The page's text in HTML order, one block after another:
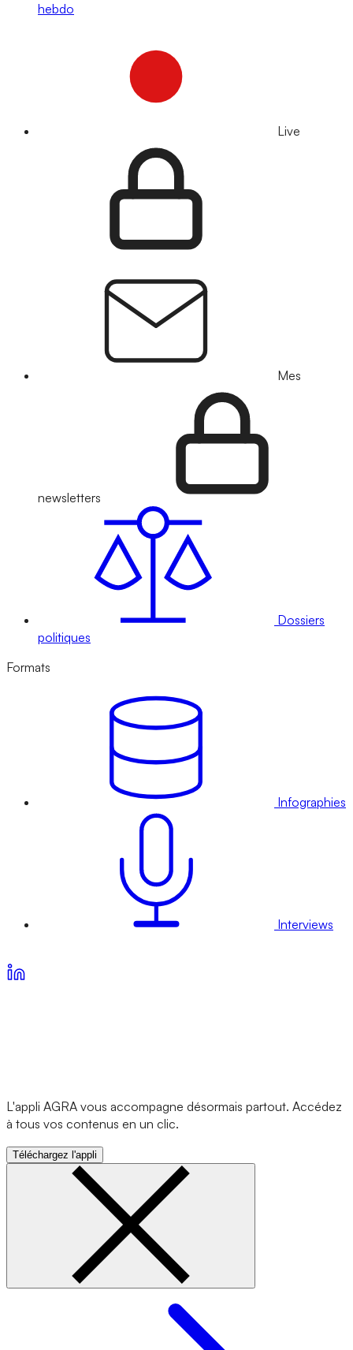
hebdo
Live
Mes
newsletters
Dossiers
politiques
Formats
Infographies
Interviews
L'appli AGRA vous accompagne désormais partout. Accédez
à tous vos contenus en un clic.
Téléchargez l'appli